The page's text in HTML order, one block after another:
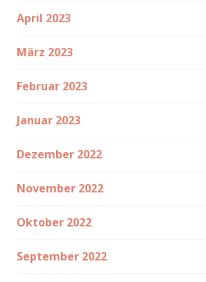
April 2023
März 2023
Februar 2023
Januar 2023
Dezember 2022
November 2022
Oktober 2022
September 2022